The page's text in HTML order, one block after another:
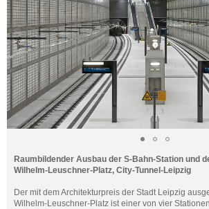
Raumbildender Ausbau der S-Bahn-Station und
Wilhelm-Leuschner-Platz, City-Tunnel-Leipzig
Der mit dem Architekturpreis der Stadt Leipzig
Wilhelm-Leuschner-Platz ist einer von vier